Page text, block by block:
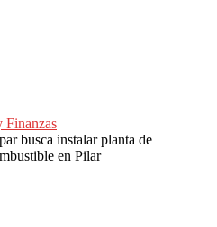
busca instalar planta de
en Pilar